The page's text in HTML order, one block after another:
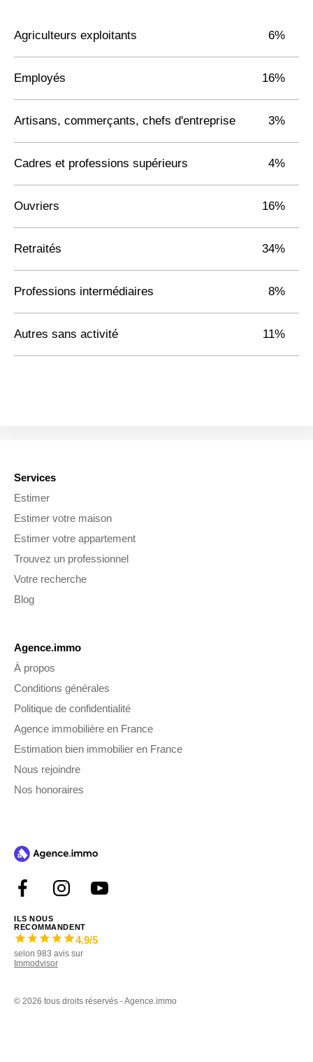
Agriculteurs exploitants 6%
Employés 16%
Artisans, commerçants, chefs d'entreprise 3%
Cadres et professions supérieurs 4%
Ouvriers 16%
Retraités 34%
Professions intermédiaires 8%
Autres sans activité 11%
Services
Estimer
Estimer votre maison
Estimer votre appartement
Trouvez un professionnel
Votre recherche
Blog
Agence.immo
À propos
Conditions générales
Politique de confidentialité
Agence immobilière en France
Estimation bien immobilier en France
Nous rejoindre
Nos honoraires
ILS NOUS
RECOMMANDENT
4.9/5
selon 983 avis sur
Immodvisor
© 2026 tous droits réservés - Agence.immo